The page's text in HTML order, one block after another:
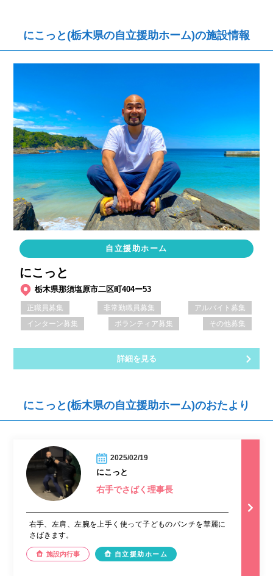
にこっと(栃木県の自立援助ホーム)の施設情報
自立援助ホーム
にこっと
栃木県那須塩原市二区町404ー53
正職員募集 非常勤職員募集
アルバイト募集
インターン募集
ボランティア募集 その他募集
詳細を見る
にこっと(栃木県の自立援助ホーム)のおたより
2025/02/19
にこっと
右手でさばく理事長
右手、左肩、左腕を上手く使って子どものパンチを華麗に
さばきます。
施設内行事 自立援助ホーム